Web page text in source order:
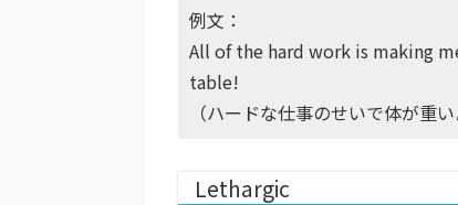
例文：
All of the hard work is making
table!
（ハードな仕事のせいで体が重
Lethargic